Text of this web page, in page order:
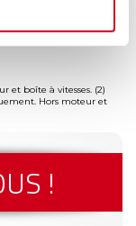
et boîte à vitesses. (2)
Hors moteur et
!